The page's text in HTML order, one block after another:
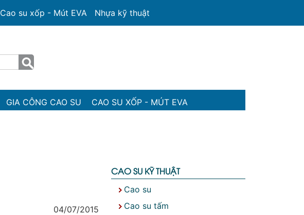
Cao su xốp - Mút EVA Nhựa kỹ thuật
GIA CÔNG CAO SU CAO SU XỐP - MÚT EVA
04/07/2015
CAO SU KỸ THUẬT
Cao su
Cao su tấm